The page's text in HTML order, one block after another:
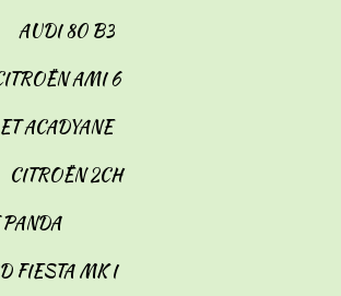
AUDI 80 B3
AMI 6
ACADYANE
CITROËN 2CH
FIESTA MK I